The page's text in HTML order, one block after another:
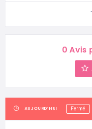
0 Avis
AUJOURD’HUI Fermé